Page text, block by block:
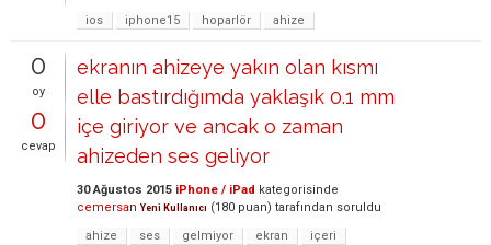
ios
iphone15 hoparlör ahize
0
oy
0
cevap
ekranın ahizeye yakın olan kısmı
elle bastırdığımda yaklaşık 0.1 mm
içe giriyor ve ancak o zaman
ahizeden ses geliyor
30 Ağustos 2015 iPhone / iPad kategorisinde
cemersan Yeni Kullanıcı (180 puan) tarafından soruldu
ahize
ses gelmiyor ekran
içeri